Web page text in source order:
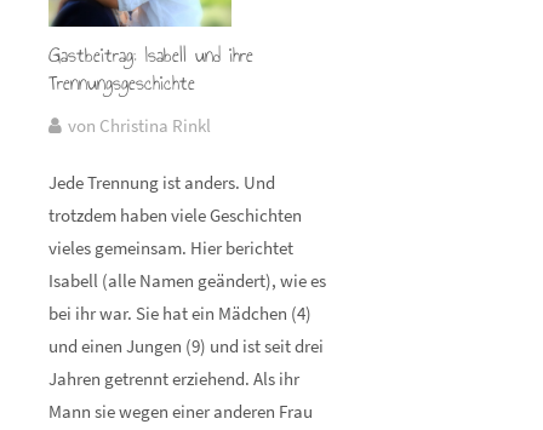
Gastbeitrag: Isabell und ihre
Trennungsgeschichte
von Christina Rinkl
Jede Trennung ist anders. Und
trotzdem haben viele Geschichten
vieles gemeinsam. Hier berichtet
Isabell (alle Namen geändert), wie es
bei ihr war. Sie hat ein Mädchen (4)
und einen Jungen (9) und ist seit drei
Jahren getrennt erziehend. Als ihr
Mann sie wegen einer anderen Frau